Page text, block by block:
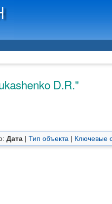
D.R."
Дата | Тип объекта | Ключевые